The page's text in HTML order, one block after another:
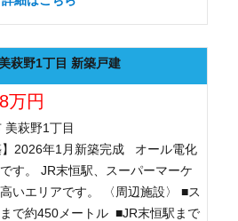
萩野1丁目 新築戸建
万円
美萩野1丁目
】2026年1月新築完成 オール電化
す。 JR末恒駅、スーパーマーケ
いエリアです。 〈周辺施設〉 ■ス
で約450メートル ■JR末恒駅まで